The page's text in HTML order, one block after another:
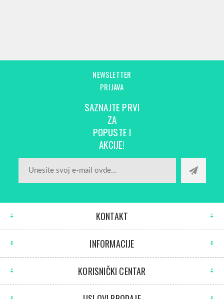
NEWSLETTER
PRIJAVA
SAZNAJTE PRVI
ZA
POPUSTE I
AKCIJE!
KONTAKT
INFORMACIJE
KORISNIČKI CENTAR